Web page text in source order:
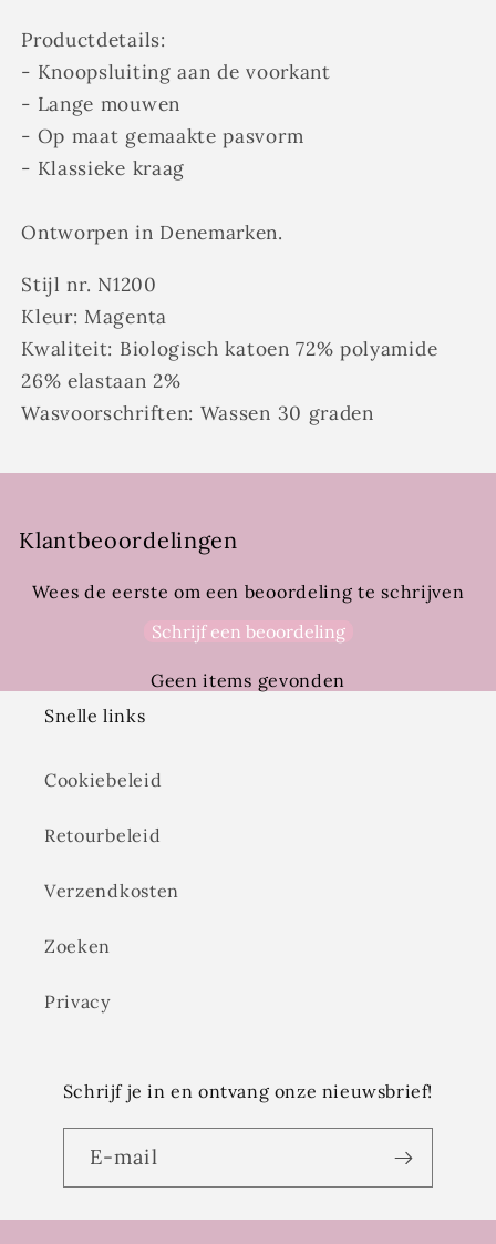
Productdetails:
- Knoopsluiting aan de voorkant
- Lange mouwen
- Op maat gemaakte pasvorm
- Klassieke kraag
Ontworpen in Denemarken.
Stijl nr. N1200
Kleur: Magenta
Kwaliteit: Biologisch katoen 72% polyamide
26% elastaan ​​2%
Wasvoorschriften: Wassen 30 graden
Klantbeoordelingen
Wees de eerste om een beoordeling te schrijven
Schrijf een beoordeling
Geen items gevonden
Snelle links
Cookiebeleid
Retourbeleid
Verzendkosten
Zoeken
Privacy
Schrijf je in en ontvang onze nieuwsbrief!
E‑mail